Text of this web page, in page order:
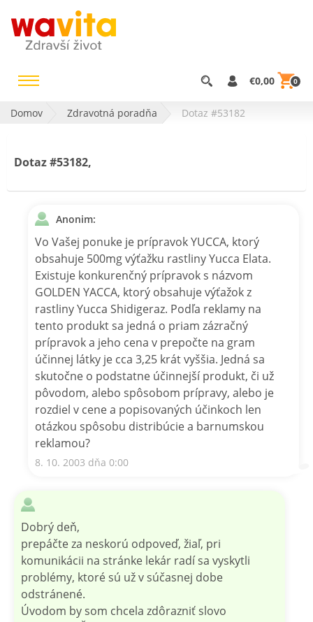
€0,00 0
Domov Zdravotná poradňa Dotaz #53182
Dotaz #53182,
Anonim:
Vo Vašej ponuke je prípravok YUCCA, ktorý
obsahuje 500mg výťažku rastliny Yucca Elata.
Existuje konkurenčný prípravok s názvom
GOLDEN YACCA, ktorý obsahuje výťažok z
rastliny Yucca Shidigeraz. Podľa reklamy na
tento produkt sa jedná o priam zázračný
prípravok a jeho cena v prepočte na gram
účinnej látky je cca 3,25 krát vyššia. Jedná sa
skutočne o podstatne účinnejší produkt, či už
pôvodom, alebo spôsobom prípravy, alebo je
rozdiel v cene a popisovaných účinkoch len
otázkou spôsobu distribúcie a barnumskou
reklamou?
8. 10. 2003 dňa 0:00
Dobrý deň,
prepáčte za neskorú odpoveď, žiaľ, pri
komunikácii na stránke lekár radí sa vyskytli
problémy, ktoré sú už v súčasnej dobe
odstránené.
Úvodom by som chcela zdôrazniť slovo